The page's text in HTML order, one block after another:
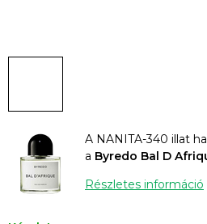
A NANITA-340 illat
a Byredo Bal D
Részletes információ